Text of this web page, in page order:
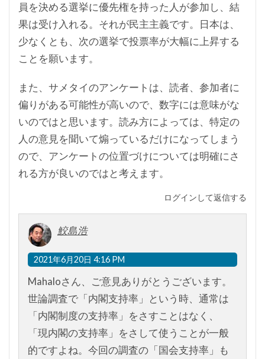
員を決める選挙に優先権を持った人が参加し、結
果は受け入れる。それが民主主義です。日本は、
少なくとも、次の選挙で投票率が大幅に上昇する
ことを願います。
また、サメタイのアンケートは、読者、参加者に
偏りがある可能性が高いので、数字には意味がな
いのではと思います。読み方によっては、特定の
人の意見を聞いて煽っているだけになってしまう
ので、アンケートの位置づけについては明確にさ
れる方が良いのではと考えます。
ログインして返信する
鮫島浩
2021年6月20日 4:16 PM
Mahaloさん、ご意見ありがとうございます。
世論調査で「内閣支持率」という時、通常は
「内閣制度の支持率」をさすことはなく、
「現内閣の支持率」をさして使うことが一般
的ですよね。今回の調査の「国会支持率」も